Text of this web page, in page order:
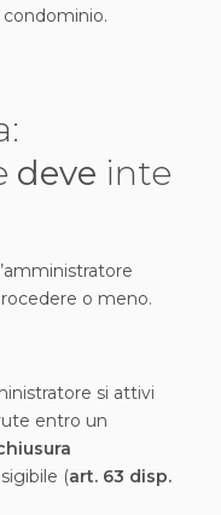
deve inte
o meno.
si attivi
entro un
(art. 63 disp.